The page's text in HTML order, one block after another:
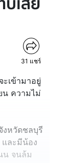
31 แชร์
ะเข้ามาอยู่
น ความไม่
งหวัดชลบุรี
ละมีน้อง
น จนล้ม